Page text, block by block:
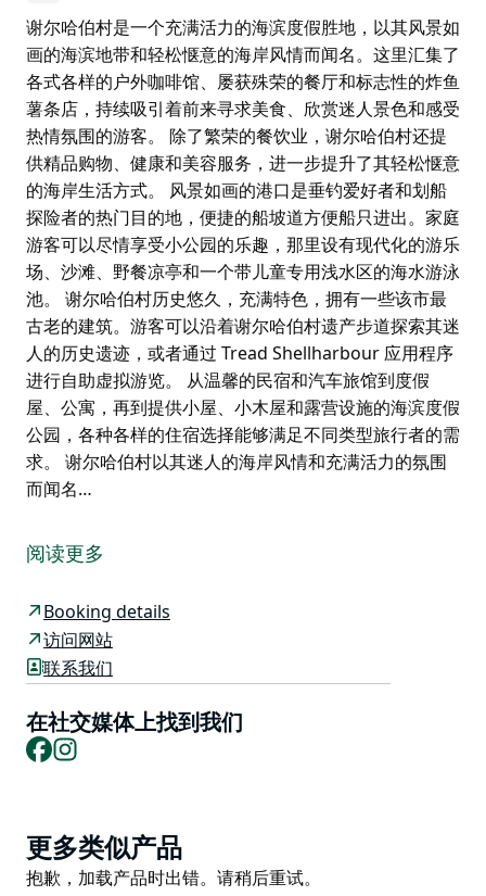
谢尔哈伯村是一个充满活力的海滨度假胜地，以其风景如
画的海滨地带和轻松惬意的海岸风情而闻名。这里汇集了
各式各样的户外咖啡馆、屡获殊荣的餐厅和标志性的炸鱼
薯条店，持续吸引着前来寻求美食、欣赏迷人景色和感受
热情氛围的游客。 除了繁荣的餐饮业，谢尔哈伯村还提
供精品购物、健康和美容服务，进一步提升了其轻松惬意
的海岸生活方式。 风景如画的港口是垂钓爱好者和划船
探险者的热门目的地，便捷的船坡道方便船只进出。家庭
游客可以尽情享受小公园的乐趣，那里设有现代化的游乐
场、沙滩、野餐凉亭和一个带儿童专用浅水区的海水游泳
池。 谢尔哈伯村历史悠久，充满特色，拥有一些该市最
古老的建筑。游客可以沿着谢尔哈伯村遗产步道探索其迷
人的历史遗迹，或者通过 Tread Shellharbour 应用程序
进行自助虚拟游览。 从温馨的民宿和汽车旅馆到度假
屋、公寓，再到提供小屋、小木屋和露营设施的海滨度假
公园，各种各样的住宿选择能够满足不同类型旅行者的需
求。 谢尔哈伯村以其迷人的海岸风情和充满活力的氛围
而闻名…
画的海滨地带和轻松惬意的海岸风情而闻名。这里汇集了
各式各样的户外咖啡馆、屡获殊荣的餐厅和标志性的炸鱼
热情氛围的游客。
除了繁荣的餐饮业，谢尔哈伯村还提供精品购物、健康和
美容服务，进一步提升了其轻松惬意的海岸生活方式。
风景如画的港口是垂钓爱好者和划船探险者的热门目的
地，便捷的船坡道方便船只进出。家庭游客可以尽情享受
谢尔哈伯村历史悠久，充满特色，拥有一些该市最古老的
建筑。游客可以沿着谢尔哈伯村遗产步道探索其迷人的历
阅读更多
Booking details
访问网站
联系我们
在社交媒体上找到我们
Facebook
Product
List
更多类似产品
Product
抱歉，加载产品时出错。请稍后重试。